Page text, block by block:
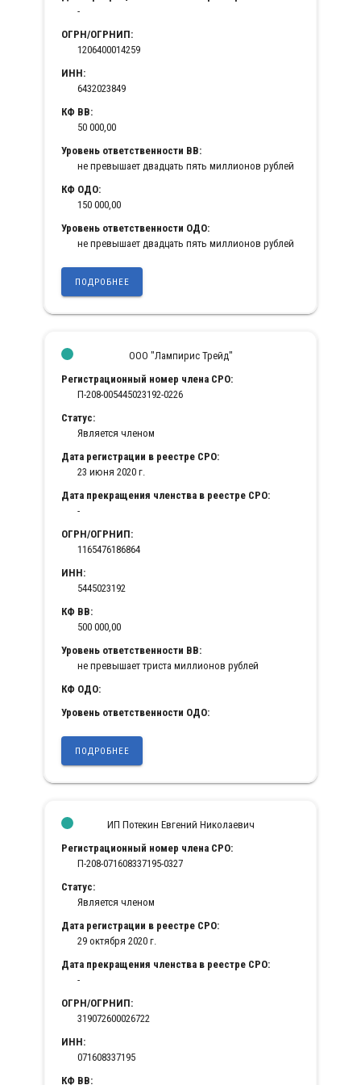
-
ОГРН/ОГРНИП:
1206400014259
ИНН:
6432023849
КФ ВВ:
50 000,00
Уровень ответственности ВВ:
не превышает двадцать пять миллионов рублей
КФ ОДО:
150 000,00
Уровень ответственности ОДО:
не превышает двадцать пять миллионов рублей
ПОДРОБНЕЕ
ООО "Лампирис Трейд"
Регистрационный номер члена СРО:
П-208-005445023192-0226
Статус:
Является членом
Дата регистрации в реестре СРО:
23 июня 2020 г.
Дата прекращения членства в реестре СРО:
-
ОГРН/ОГРНИП:
1165476186864
ИНН:
5445023192
КФ ВВ:
500 000,00
Уровень ответственности ВВ:
не превышает триста миллионов рублей
КФ ОДО:
Уровень ответственности ОДО:
ПОДРОБНЕЕ
ИП Потекин Евгений Николаевич
Регистрационный номер члена СРО:
П-208-071608337195-0327
Статус:
Является членом
Дата регистрации в реестре СРО:
29 октября 2020 г.
Дата прекращения членства в реестре СРО:
-
ОГРН/ОГРНИП:
319072600026722
ИНН:
071608337195
КФ ВВ: